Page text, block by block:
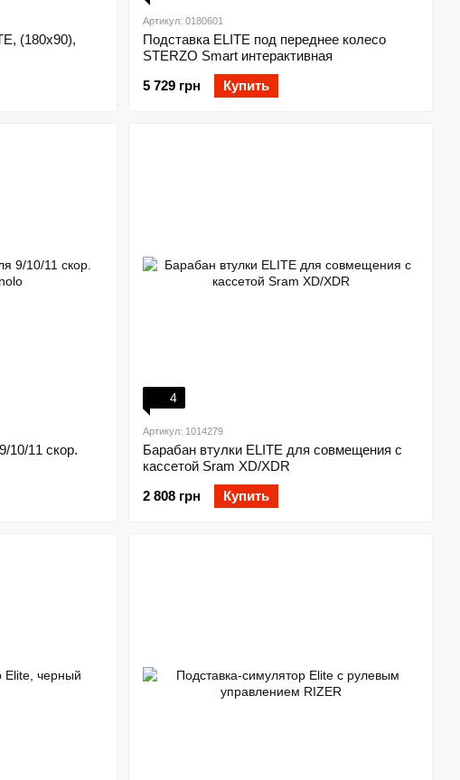
(180х90),
Артикул: 0180601
Подставка ELITE под переднее колесо
STERZO Smart интерактивная
5 729 грн
Купить
10/11 скор.
4
Артикул: 1014279
Барабан втулки ELITE для совмещения с
кассетой Sram XD/XDR
2 808 грн
Купить